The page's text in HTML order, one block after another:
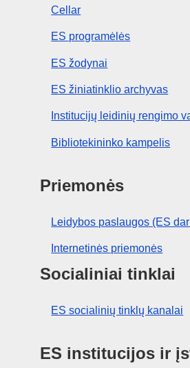
Cellar
ES programėlės
ES žodynai
ES žiniatinklio archyvas
Institucijų leidinių rengimo
Bibliotekininko kampelis
Priemonės
Leidybos paslaugos (ES
Internetinės priemonės
Socialiniai tinklai
ES socialinių tinklų kanalai
ES institucijos ir